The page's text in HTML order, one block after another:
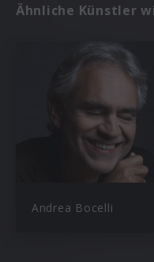
Ähnliche Künstler
Andrea Bocelli